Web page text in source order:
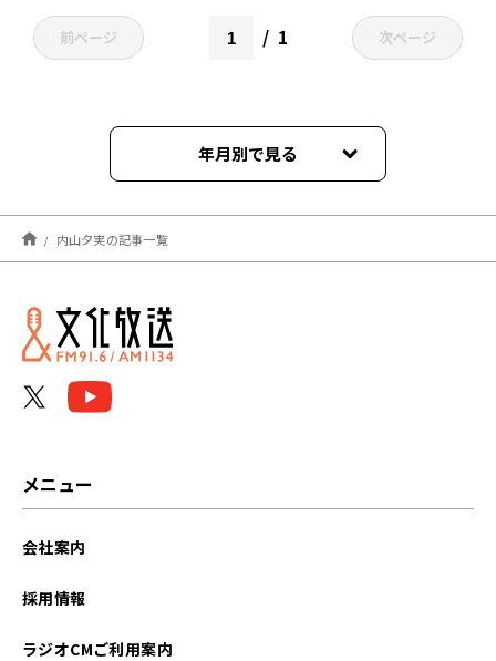
前ページ 1 次ページ
年月別で見る
2026年07月
2026年06月
2026年05月
内山夕実の記事一覧
メニュー
会社案内
採用情報
ラジオCMご利用案内